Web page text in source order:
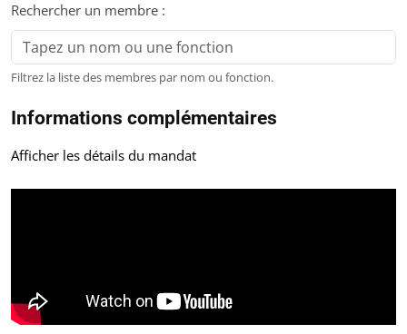
Rechercher un membre :
Filtrez la liste des membres par nom ou fonction.
Informations complémentaires
Afficher les détails du mandat